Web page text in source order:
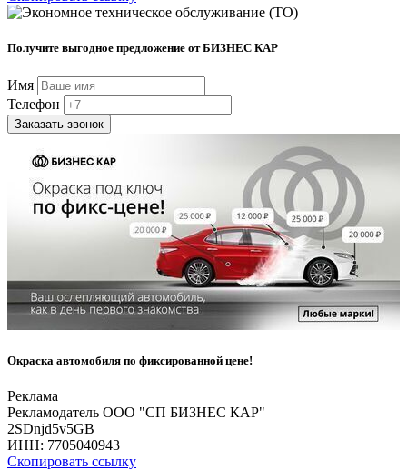
Получите выгодное предложение от БИЗНЕС КАР
Имя
Телефон
Заказать звонок
Окраска автомобиля по фиксированной цене!
Реклама
Рекламодатель ООО "СП БИЗНЕС КАР"
2SDnjd5v5GB
ИНН: 7705040943
Скопировать ссылку